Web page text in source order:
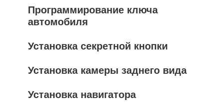
Программирование ключа
автомобиля
Установка секретной кнопки
Установка камеры заднего вида
Установка навигатора